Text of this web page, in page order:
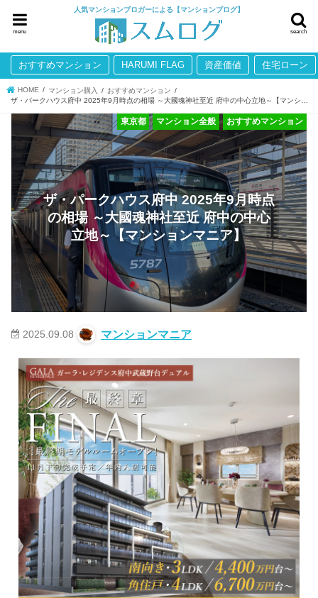
人気マンションブロガーによる【マンションブログ】
search
menu
おすすめマンション HARUMI FLAG 資産価値 住宅ローン
HOME マンション購入
おすすめマンション
ザ・パークハウス府中 2025年9月時点
の相場 ～大國魂神社至近 府中の中心
立地～【マンションマニア】
おすすめマンション
マンション全般
東京都
2025.09.08 マンションマニア